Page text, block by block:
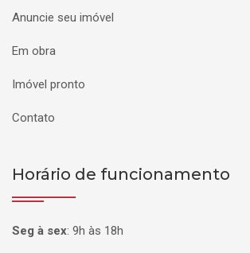
Anuncie seu imóvel
Em obra
Imóvel pronto
Contato
Horário de funcionamento
Seg à sex: 9h às 18h